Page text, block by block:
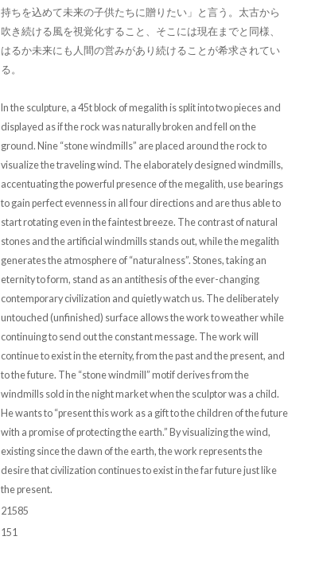
持ちを込めて未来の子供たちに贈りたい」と言う。太古から
吹き続ける風を視覚化すること、そこには現在までと同様、
はるか未来にも人間の営みがあり続けることが希求されてい
る。
In the sculpture, a 45t block of megalith is split into two pieces and
displayed as if the rock was naturally broken and fell on the
ground. Nine “stone windmills” are placed around the rock to
visualize the traveling wind. The elaborately designed windmills,
accentuating the powerful presence of the megalith, use bearings
to gain perfect evenness in all four directions and are thus able to
start rotating even in the faintest breeze. The contrast of natural
stones and the artificial windmills stands out, while the megalith
generates the atmosphere of “naturalness”. Stones, taking an
eternity to form, stand as an antithesis of the ever-changing
contemporary civilization and quietly watch us. The deliberately
untouched (unfinished) surface allows the work to weather while
continuing to send out the constant message. The work will
continue to exist in the eternity, from the past and the present, and
to the future. The “stone windmill” motif derives from the
windmills sold in the night market when the sculptor was a child.
He wants to “present this work as a gift to the children of the future
with a promise of protecting the earth.” By visualizing the wind,
existing since the dawn of the earth, the work represents the
desire that civilization continues to exist in the far future just like
the present.
21585
151